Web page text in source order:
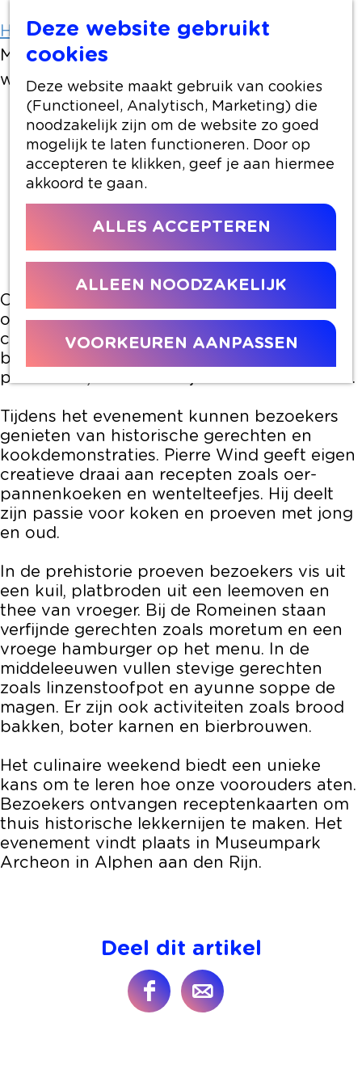
Deze website gebruikt
cookies
Deze website maakt gebruik van cookies
(Functioneel, Analytisch, Marketing) die
noodzakelijk zijn om de website zo goed
mogelijk te laten functioneren. Door op
accepteren te klikken, geef je aan hiermee
akkoord te gaan.
ALLES ACCEPTEREN
ALLEEN NOODZAKELIJK
VOORKEUREN AANPASSEN
Home
Artikelen
Museumpark Archeon organiseert culinair
weekend met Pierre Wind
11 september 2025 | | |
MUSEUMPARK ARCHEON
ORGANISEERT CULINAIR
WEEKEND MET PIERRE WIND
Op zaterdag 20 en zondag 21 september
organiseert Museumpark Archeon een
culinair evenement. Topkok Pierre Wind
begeleidt bezoekers door smaken uit de
prehistorie, Romeinse tijd en middeleeuwen.
Tijdens het evenement kunnen bezoekers
genieten van historische gerechten en
kookdemonstraties. Pierre Wind geeft eigen
creatieve draai aan recepten zoals oer-
pannenkoeken en wentelteefjes. Hij deelt
zijn passie voor koken en proeven met jong
en oud.
In de prehistorie proeven bezoekers vis uit
een kuil, platbroden uit een leemoven en
thee van vroeger. Bij de Romeinen staan
verfijnde gerechten zoals moretum en een
vroege hamburger op het menu. In de
middeleeuwen vullen stevige gerechten
zoals linzenstoofpot en ayunne soppe de
magen. Er zijn ook activiteiten zoals brood
bakken, boter karnen en bierbrouwen.
Het culinaire weekend biedt een unieke
kans om te leren hoe onze voorouders aten.
Bezoekers ontvangen receptenkaarten om
thuis historische lekkernijen te maken. Het
evenement vindt plaats in Museumpark
Archeon in Alphen aan den Rijn.
Deel dit artikel
D
D